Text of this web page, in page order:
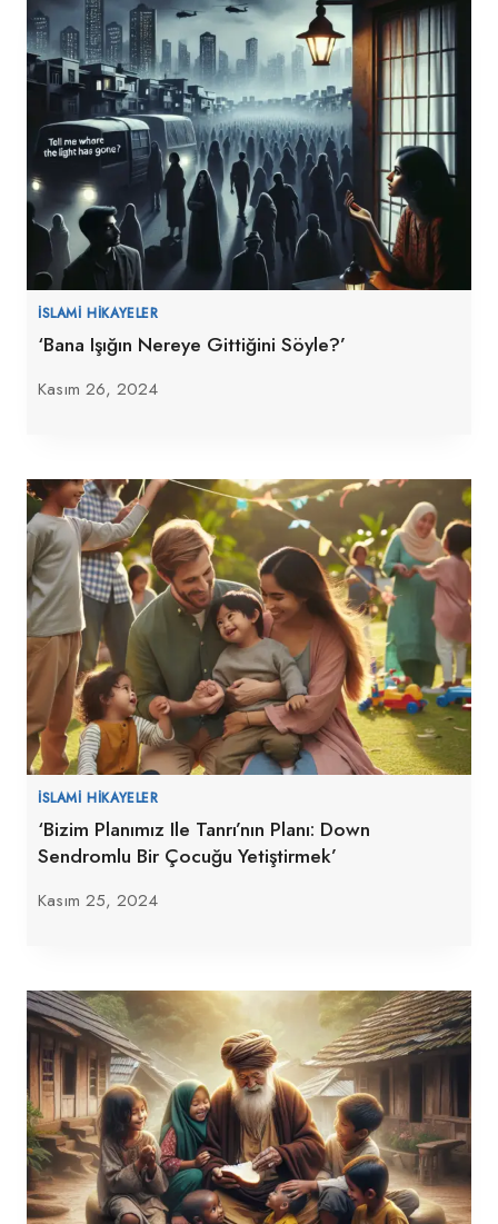
İSLAMI HIKAYELER
‘Bana Işığın Nereye Gittiğini Söyle?’
Kasım 26, 2024
İSLAMI HIKAYELER
‘Bizim Planımız Ile Tanrı’nın Planı: Down
Sendromlu Bir Çocuğu Yetiştirmek’
Kasım 25, 2024